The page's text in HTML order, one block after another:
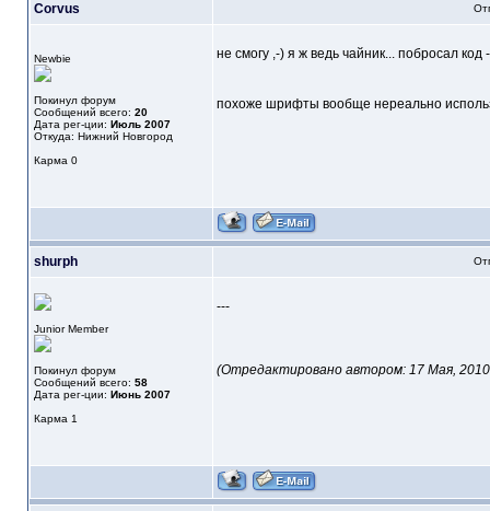
Corvus
Newbie
Покинул форум
Сообщений всего: 20
Дата рег-ции: Июль 2007
Откуда: Нижний Новгород
Карма 0
не смогу ,-) я ж ведь чайник... побросал
похоже шрифты вообще нереально
shurph
Junior Member
Покинул форум
Сообщений всего: 58
Дата рег-ции: Июнь 2007
Карма 1
---
(Отредактировано автором: 17 Мая, 2010